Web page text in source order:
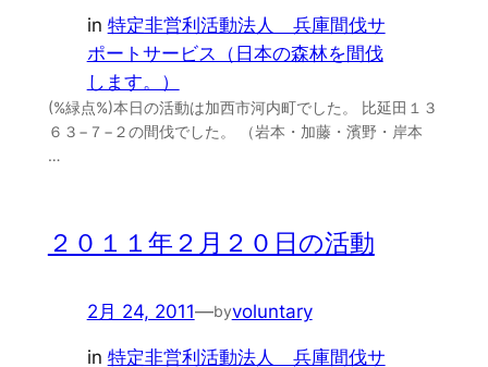
in 特定非営利活動法人 兵庫間伐サ
ポートサービス（日本の森林を間伐
します。）
(%緑点%)本日の活動は加西市河内町でした。 比延田１３
６３−７−２の間伐でした。 （岩本・加藤・濱野・岸本
…
２０１１年２月２０日の活動
2月 24, 2011—byvoluntary
in 特定非営利活動法人 兵庫間伐サ